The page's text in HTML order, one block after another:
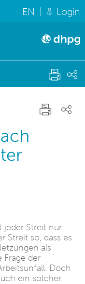
EN Login
jeder Streit nur
Streit so, dass es
als
Frage der
Doch
ein solcher